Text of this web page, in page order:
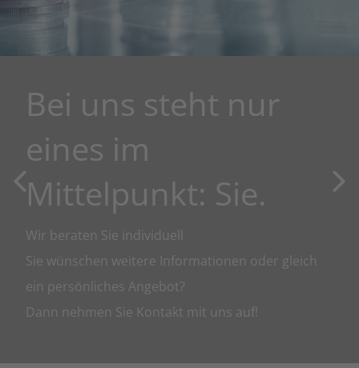
Bei uns steht nur
eines im
Mittelpunkt: Sie.
Wir beraten Sie individuell
Sie wünschen weitere Informationen oder gleich
ein persönliches Angebot?
Dann nehmen Sie Kontakt mit uns auf!